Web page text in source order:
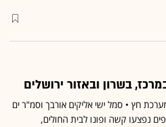
בשרון ובאזור ירושלים
חץ • סמל ישי אליקים אורבך וסמ"ר ים
נפצעו קשה ופונו לבית החולים,